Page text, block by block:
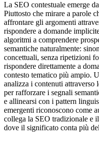
La SEO contestuale emerge
Piuttosto che mirare a parole
affrontare gli argomenti
rispondere a domande
algoritmi a comprendere
semantiche naturalmente:
concettuali, senza ripetizioni
rispondere direttamente a
contesto tematico più ampio.
analizza i contenuti
per rafforzare i segnali
e allinearsi con i pattern
emergenti riconoscono come
collega la SEO tradizionale e
dove il significato conta più